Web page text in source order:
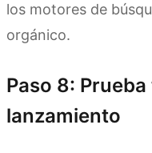
los motores de
orgánico.
Paso 8:
lanzamiento